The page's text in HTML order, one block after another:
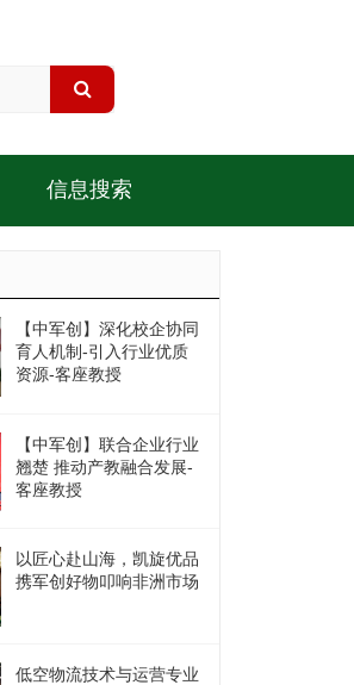
信息搜索
【中军创】深化校企协同
育人机制-引入行业优质
资源-客座教授
【中军创】联合企业行业
翘楚 推动产教融合发展-
客座教授
以匠心赴山海，凯旋优品
携军创好物叩响非洲市场
低空物流技术与运营专业